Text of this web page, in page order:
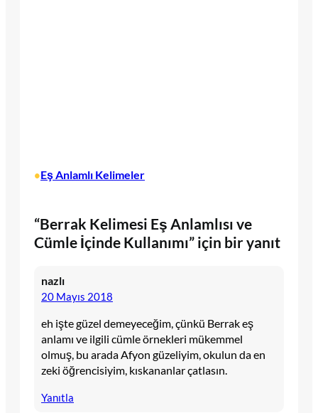
•Eş Anlamlı Kelimeler
“Berrak Kelimesi Eş Anlamlısı ve
Cümle İçinde Kullanımı” için bir yanıt
nazlı
20 Mayıs 2018
eh işte güzel demeyeceğim, çünkü Berrak eş
anlamı ve ilgili cümle örnekleri mükemmel
olmuş, bu arada Afyon güzeliyim, okulun da en
zeki öğrencisiyim, kıskananlar çatlasın.
Yanıtla